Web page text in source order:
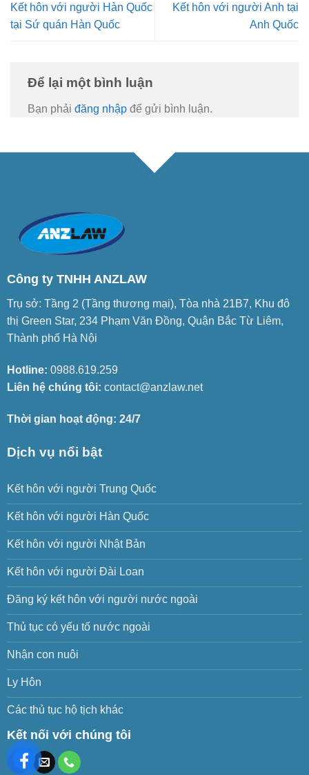
Kết hôn với người Hàn Quốc
tại Sứ quán Hàn Quốc
Kết hôn với người Anh tại
Anh Quốc
Để lại một bình luận
Bạn phải đăng nhập để gửi bình luận.
Công ty TNHH ANZLAW
Trụ sở: Tầng 2 (Tầng thương mại), Tòa nhà 21B7, Khu đô
thị Green Star, 234 Phạm Văn Đồng, Quận Bắc Từ Liêm,
Thành phố Hà Nội
Hotline: 0988.619.259
Liên hệ chúng tôi: contact@anzlaw.net
Thời gian hoạt động: 24/7
Dịch vụ nổi bật
Kết hôn với người Trung Quốc
Kết hôn với người Hàn Quốc
Kết hôn với người Nhật Bản
Kết hôn với người Đài Loan
Đăng ký kết hôn với người nước ngoài
Thủ tục có yếu tố nước ngoài
Nhận con nuôi
Ly Hôn
Các thủ tục hộ tịch khác
Kết nối với chúng tôi